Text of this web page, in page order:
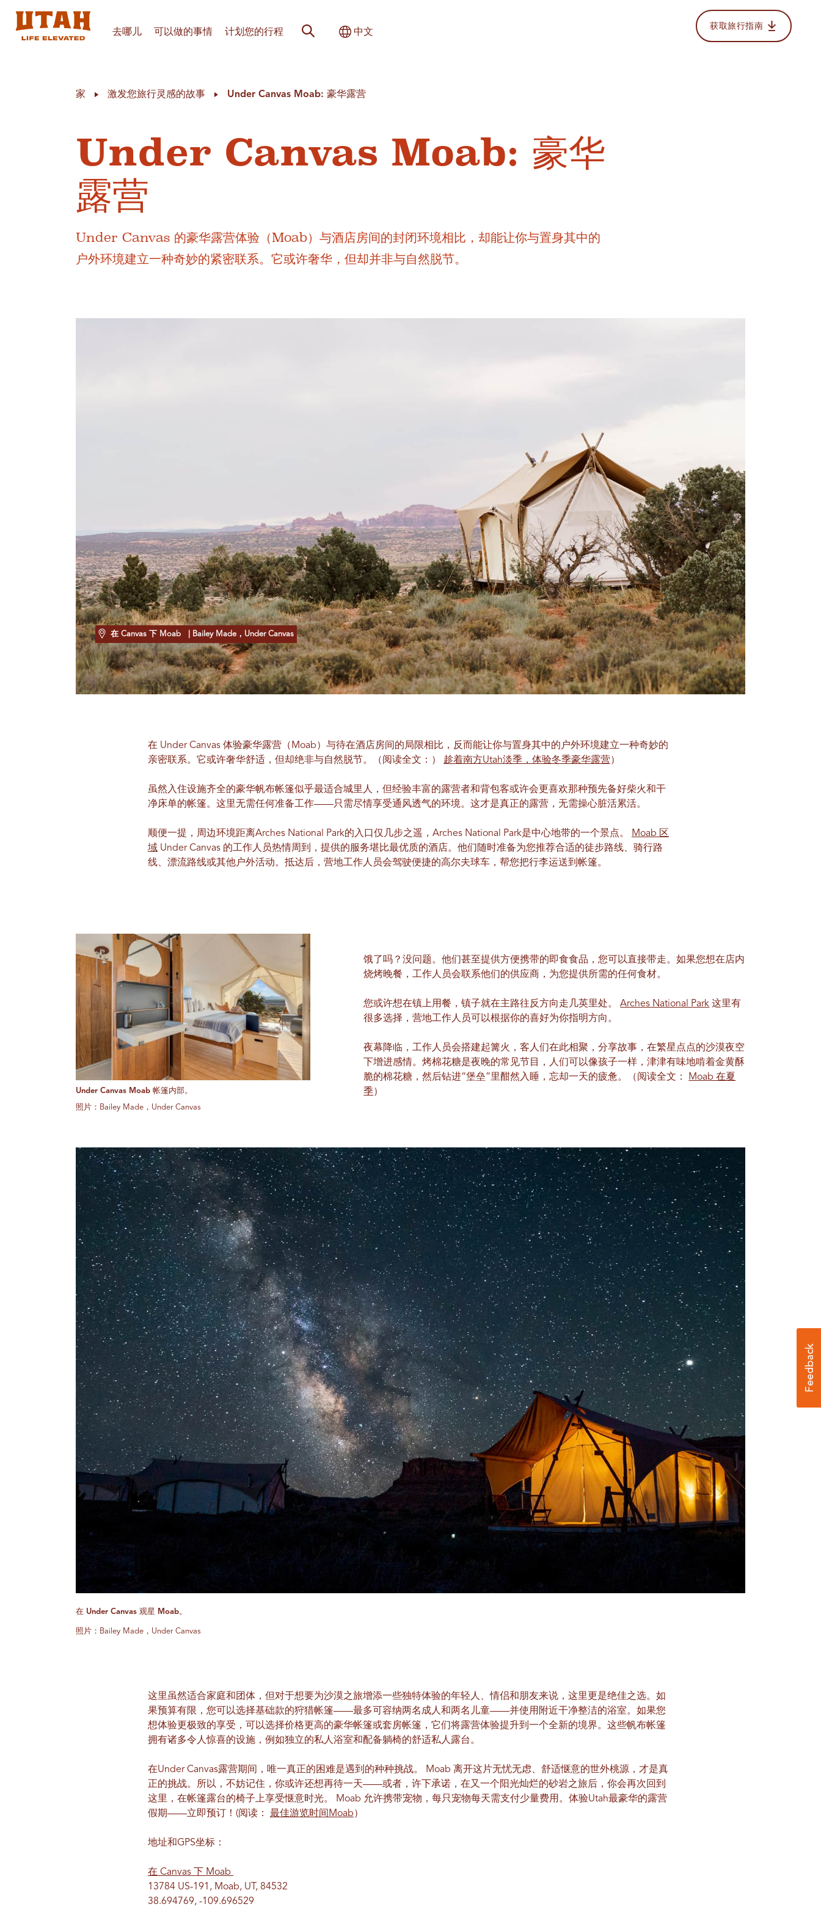
去哪儿 可以做的事情 计划您的行程 网站搜索切换国际
中文 获取旅行指南
家 激发您旅行灵感的故事 Under Canvas Moab: 豪华露营
Under Canvas Moab: 豪华
露营
Under Canvas 的豪华露营体验（Moab）与酒店房间的封闭环境相比，却能让你与置身其中的
户外环境建立一种奇妙的紧密联系。它或许奢华，但却并非与自然脱节。
在 Canvas 下 Moab | Bailey Made，Under Canvas
在 Under Canvas 体验豪华露营（Moab）与待在酒店房间的局限相比，反而能让你与置身其中的户外环境建立一种奇妙的
亲密联系。它或许奢华舒适，但却绝非与自然脱节。（阅读全文：） 趁着南方Utah淡季，体验冬季豪华露营 ）
虽然入住设施齐全的豪华帆布帐篷似乎最适合城里人，但经验丰富的露营者和背包客或许会更喜欢那种预先备好柴火和干
净床单的帐篷。这里无需任何准备工作——只需尽情享受通风透气的环境。这才是真正的露营，无需操心脏活累活。
顺便一提，周边环境距离Arches National Park的入口仅几步之遥，Arches National Park是中心地带的一个景点。
Moab 区
域Under Canvas 的工作人员热情周到，提供的服务堪比最优质的酒店。他们随时准备为您推荐合适的徒步路线、骑行路
线、漂流路线或其他户外活动。抵达后，营地工作人员会驾驶便捷的高尔夫球车，帮您把行李运送到帐篷。
Under Canvas Moab 帐篷内部。
照片：Bailey Made，Under Canvas
饿了吗？没问题。他们甚至提供方便携带的即食食品，您可以直接带走。如果您想在店内
烧烤晚餐，工作人员会联系他们的供应商，为您提供所需的任何食材。
您或许想在镇上用餐，镇子就在主路往反方向走几英里处。Arches National Park 这里有
很多选择，营地工作人员可以根据你的喜好为你指明方向。
夜幕降临，工作人员会搭建起篝火，客人们在此相聚，分享故事，在繁星点点的沙漠夜空
下增进感情。烤棉花糖是夜晚的常见节目，人们可以像孩子一样，津津有味地啃着金黄酥
脆的棉花糖，然后钻进“堡垒”里酣然入睡，忘却一天的疲惫。（阅读全文：
Moab 在夏
季）
在 Under Canvas 观星 Moab。
照片：Bailey Made，Under Canvas
这里虽然适合家庭和团体，但对于想要为沙漠之旅增添一些独特体验的年轻人、情侣和朋友来说，这里更是绝佳之选。如
果预算有限，您可以选择基础款的狩猎帐篷——最多可容纳两名成人和两名儿童——并使用附近干净整洁的浴室。如果您
想体验更极致的享受，可以选择价格更高的豪华帐篷或套房帐篷，它们将露营体验提升到一个全新的境界。这些帆布帐篷
拥有诸多令人惊喜的设施，例如独立的私人浴室和配备躺椅的舒适私人露台。
在Under Canvas露营期间，唯一真正的困难是遇到的种种挑战。 Moab 离开这片无忧无虑、舒适惬意的世外桃源，才是真
正的挑战。所以，不妨记住，你或许还想再待一天——或者，许下承诺，在又一个阳光灿烂的砂岩之旅后，你会再次回到
这里，在帐篷露台的椅子上享受惬意时光。
Moab 允许携带宠物，每只宠物每天需支付少量费用。体验Utah最豪华的露营
假期——立即预订！(阅读： 最佳游览时间Moab ）
地址和GPS坐标：
在 Canvas 下 Moab
13784 US-191, Moab, UT, 84532
38.694769, -109.696529